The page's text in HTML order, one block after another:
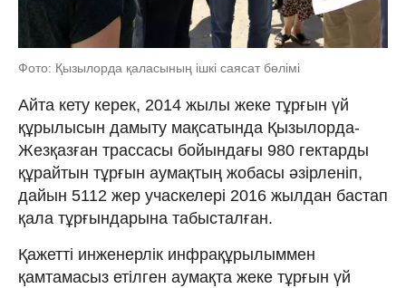
Фото: Қызылорда қаласының ішкі саясат бөлімі
Айта кету керек, 2014 жылы жеке тұрғын үй
құрылысын дамыту мақсатында Қызылорда-
Жезқазған трассасы бойындағы 980 гектарды
құрайтын тұрғын аумақтың жобасы әзірленіп,
дайын 5112 жер учаскелері 2016 жылдан бастап
қала тұрғындарына табысталған.
Қажетті инженерлік инфрақұрылыммен
қамтамасыз етілген аумақта жеке тұрғын үй